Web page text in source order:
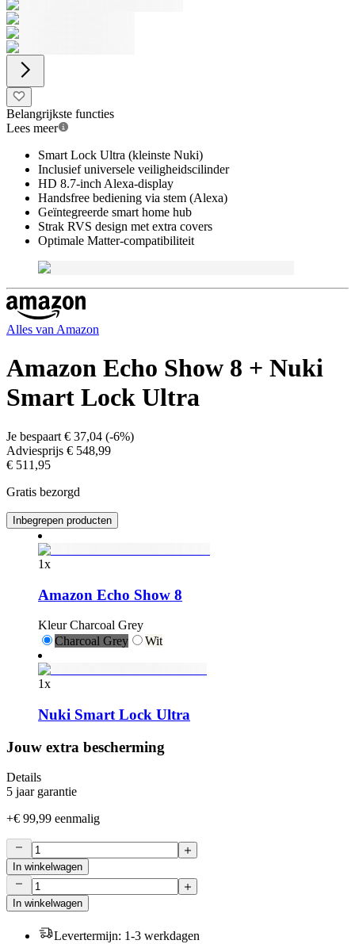
Belangrijkste functies
Lees meer
Smart Lock Ultra (kleinste Nuki)
Inclusief universele veiligheidscilinder
HD 8.7-inch Alexa-display
Handsfree bediening via stem (Alexa)
Geïntegreerde smart home hub
Strak RVS design met extra covers
Optimale Matter-compatibiliteit
Alles van Amazon
Amazon Echo Show 8 + Nuki
Smart Lock Ultra
Je bespaart € 37,04 (-6%)
Adviesprijs € 548,99
€ 511,95
Gratis bezorgd
Inbegrepen producten
1x
Amazon Echo Show 8
Kleur Charcoal Grey
Charcoal Grey
Wit
1x
Nuki Smart Lock Ultra
Jouw extra bescherming
Details
5 jaar garantie
+€ 99,99 eenmalig
In winkelwagen
In winkelwagen
Levertermijn: 1-3 werkdagen